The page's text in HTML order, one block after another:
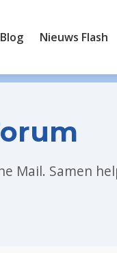
Blog Nieuws Flash
Mail. Samen